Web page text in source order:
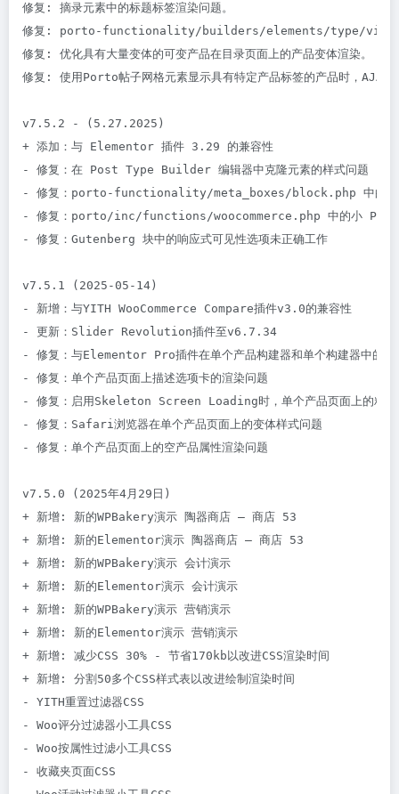
修复: 摘录元素中的标题标签渲染问题。
修复: porto-functionality/builders/elements/type/views/
修复: 优化具有大量变体的可变产品在目录页面上的产品变体渲染。
修复: 使用Porto帖子网格元素显示具有特定产品标签的产品时，AJAX
v7.5.2 - (5.27.2025)
+ 添加：与 Elementor 插件 3.29 的兼容性
- 修复：在 Post Type Builder 编辑器中克隆元素的样式问题
- 修复：porto-functionality/meta_boxes/block.php 中的小
- 修复：porto/inc/functions/woocommerce.php 中的小 PHP
- 修复：Gutenberg 块中的响应式可见性选项未正确工作
v7.5.1 (2025-05-14)
- 新增：与YITH WooCommerce Compare插件v3.0的兼容性
- 更新：Slider Revolution插件至v6.7.34
- 修复：与Elementor Pro插件在单个产品构建器和单个构建器中的兼
- 修复：单个产品页面上描述选项卡的渲染问题
- 修复：启用Skeleton Screen Loading时，单个产品页面上的粘性
- 修复：Safari浏览器在单个产品页面上的变体样式问题
- 修复：单个产品页面上的空产品属性渲染问题
v7.5.0 (2025年4月29日)
+ 新增: 新的WPBakery演示 陶器商店 – 商店 53
+ 新增: 新的Elementor演示 陶器商店 – 商店 53
+ 新增: 新的WPBakery演示 会计演示
+ 新增: 新的Elementor演示 会计演示
+ 新增: 新的WPBakery演示 营销演示
+ 新增: 新的Elementor演示 营销演示
+ 新增: 减少CSS 30% - 节省170kb以改进CSS渲染时间
+ 新增: 分割50多个CSS样式表以改进绘制渲染时间
- YITH重置过滤器CSS
- Woo评分过滤器小工具CSS
- Woo按属性过滤小工具CSS
- 收藏夹页面CSS